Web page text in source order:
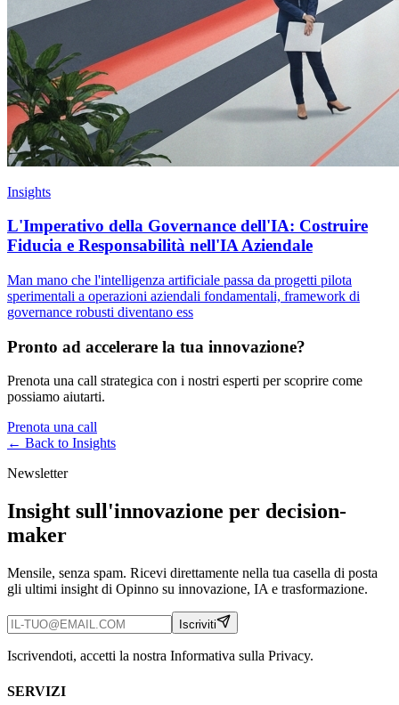
Insights
L'Imperativo della Governance dell'IA: Costruire
Fiducia e Responsabilità nell'IA Aziendale
Man mano che l'intelligenza artificiale passa da progetti pilota
sperimentali a operazioni aziendali fondamentali, framework di
governance robusti diventano ess
Pronto ad accelerare la tua innovazione?
Prenota una call strategica con i nostri esperti per scoprire come
possiamo aiutarti.
Prenota una call
← Back to Insights
Newsletter
Insight sull'innovazione per decision-
maker
Mensile, senza spam. Ricevi direttamente nella tua casella di posta
gli ultimi insight di Opinno su innovazione, IA e trasformazione.
Iscriviti
Iscrivendoti, accetti la nostra Informativa sulla Privacy.
SERVIZI